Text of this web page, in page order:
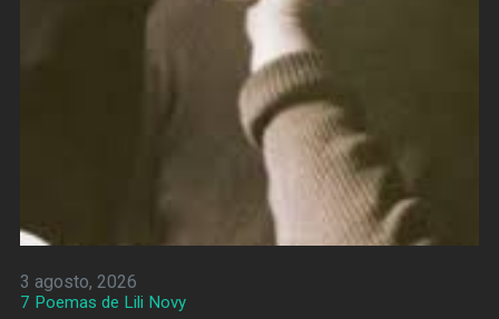
3 agosto, 2026
7 Poemas de Lili Novy